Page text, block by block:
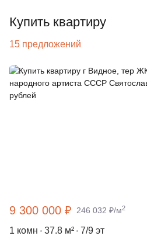
Купить квартиру
15 предложений
9 300 000 ₽ 246 032 ₽/м2
1 комн 37.8 м² 7/9 эт